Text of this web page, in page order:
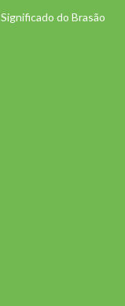
Significado do Brasão